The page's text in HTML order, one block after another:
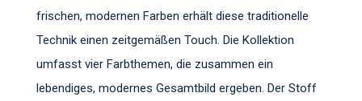
frischen, modernen Farben erhält diese traditionelle
Technik einen zeitgemäßen Touch. Die Kollektion
umfasst vier Farbthemen, die zusammen ein
lebendiges, modernes Gesamtbild ergeben. Der Stoff